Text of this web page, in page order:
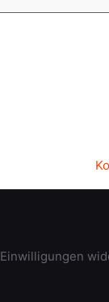
Einwilligungen